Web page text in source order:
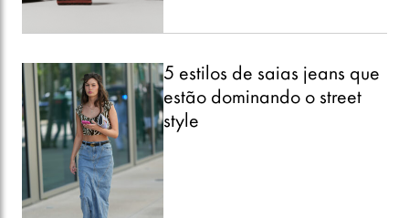
5 estilos de saias jeans que
estão dominando o street
style